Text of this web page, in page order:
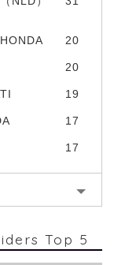
20
20
19
17
17
Top 5